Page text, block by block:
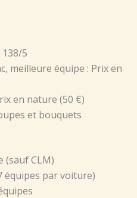
138/5
meilleure équipe : Prix en
en nature (50 €)
et bouquets
(sauf CLM)
équipes par voiture)